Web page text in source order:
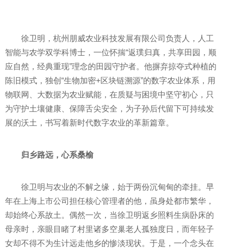
徐卫明，杭州朋威农业科技发展有限公司负责人，人工
智能与农学双学科博士，一位怀揣“返璞归真，共享田园，顺
应自然，经典重现”理念的田园守护者。他摒弃掠夺式种植的
陈旧模式，独创“生物加密+区块链溯源”的数字农业体系，用
物联网、大数据为农业赋能，在质疑与困境中坚守初心，只
为守护土壤健康、保障舌尖安全，为子孙后代留下可持续发
展的沃土，书写着新时代数字农业的革新篇章。
归乡路远，心系桑榆
徐卫明与农业的不解之缘，始于两份沉甸甸的牵挂。早
年在上海上市公司担任核心管理者的他，虽身处都市繁华，
却始终心系故土。偶然一次，当徐卫明返乡照料生病卧床的
母亲时，亲眼目睹了村里诸多空巢老人孤独度日，而年轻子
女却不得不为生计远走他乡的惨淡现状。于是，一个念头在